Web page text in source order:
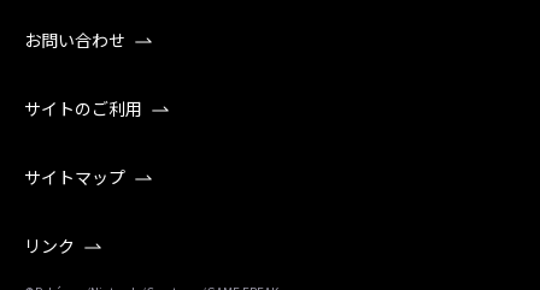
お問い合わせ
サイトのご利用
サイトマップ
リンク